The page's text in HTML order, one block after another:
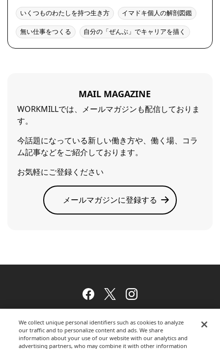
いくつものわたしを持つ生き方 イマドキ個人の解剖図鑑
無い仕事をつくる 自分の「ぜんぶ」でキャリアを描く
MAIL MAGAZINE
WORKMILLでは、メールマガジンも配信しておりま
す。
今話題になっている新しい働き方や、働く場、コラ
ム記事などをご紹介しております。
お気軽にご登録ください
メールマガジンに登録する
Facebook
TwitterInstagram
ウェブサイトのご利用について
We collect unique personal identifiers such as cookies to analyze
our traffic and to personalize content and ads. We share
information about your use of our website with our analytics and
advertising partners, who may combine it with other information